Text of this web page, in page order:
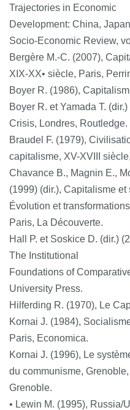
Trajectories in Economic
Development: China,
Socio-Economic Review,
Bergère M.-C. (2007),
XIX-XX• siècle, Paris,
Boyer R. (1986),
Boyer R. et Yamada T.
Crisis, Londres, Routledge.
Braudel F. (1979),
capitalisme, XV-XVIII
Chavance B., Magnin E.,
(1999) (dir.), Capitalisme
Évolution et
Paris, La Découverte.
Hall P. et Soskice D. (dir.)
The Institutional
Foundations of
University Press.
Hilferding R. (1970), Le
Kornai J. (1984),
Paris, Economica.
Kornai J. (1996), Le
du communisme,
Grenoble.
• Lewin M. (1995), Russia/